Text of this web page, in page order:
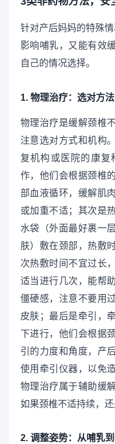
针对产后妈妈的特殊
影响哺乳，又能有效
自己的情况选择。
1. 物理治疗：选对方
物理治疗是缓解颈椎
注意选对方式和机构
复机构或医院的康复
作，他们会根据颈椎
部血液循环，缓解肌
或加重不适；其次是
水袋（外面最好裹一
肤）敷在颈部，热敷
次热敷时间不宜过长
适当进行几次，能帮
僵硬感，注意不要用
皮肤；最后是牵引，
下进行，他们会根据
引的力度和角度，产
使用牵引仪器，以免
物理治疗属于辅助缓
如果颈椎不适持续，
2. 调整姿势：从哺乳